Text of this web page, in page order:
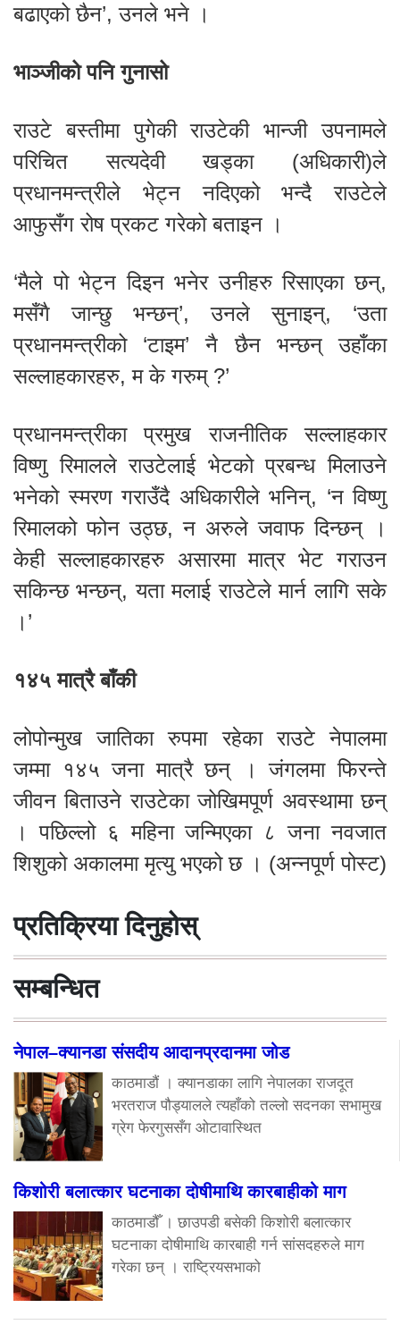
बढाएको छैन’, उनले भने ।
भाञ्जीको पनि गुनासो
राउटे बस्तीमा पुगेकी राउटेकी भान्जी उपनामले
परिचित सत्यदेवी खड्का (अधिकारी)ले
प्रधानमन्त्रीले भेट्न नदिएको भन्दै राउटेले
आफुसँग रोष प्रकट गरेको बताइन ।
‘मैले पो भेट्न दिइन भनेर उनीहरु रिसाएका छन्,
मसँगै जान्छु भन्छन्’, उनले सुनाइन्, ‘उता
प्रधानमन्त्रीको ‘टाइम’ नै छैन भन्छन् उहाँका
सल्लाहकारहरु, म के गरुम् ?’
प्रधानमन्त्रीका प्रमुख राजनीतिक सल्लाहकार
विष्णु रिमालले राउटेलाई भेटको प्रबन्ध मिलाउने
भनेको स्मरण गराउँदै अधिकारीले भनिन्, ‘न विष्णु
रिमालको फोन उठ्छ, न अरुले जवाफ दिन्छन् ।
केही सल्लाहकारहरु असारमा मात्र भेट गराउन
सकिन्छ भन्छन्, यता मलाई राउटेले मार्न लागि सके
।’
१४५ मात्रै बाँकी
लोपोन्मुख जातिका रुपमा रहेका राउटे नेपालमा
जम्मा १४५ जना मात्रै छन् । जंगलमा फिरन्ते
जीवन बिताउने राउटेका जोखिमपूर्ण अवस्थामा छन्
। पछिल्लो ६ महिना जन्मिएका ८ जना नवजात
शिशुको अकालमा मृत्यु भएको छ । (अन्नपूर्ण पोस्ट)
प्रतिक्रिया दिनुहोस्
सम्बन्धित
नेपाल–क्यानडा संसदीय आदानप्रदानमा जोड
काठमाडौं । क्यानडाका लागि नेपालका राजदूत
भरतराज पौड्यालले त्यहाँको तल्लो सदनका सभामुख
ग्रेग फेरगुससँग ओटावास्थित
किशोरी बलात्कार घटनाका दोषीमाथि कारबाहीको माग
काठमाडौँ । छाउपडी बसेकी किशोरी बलात्कार
घटनाका दोषीमाथि कारबाही गर्न सांसदहरुले माग
गरेका छन् । राष्ट्रियसभाको